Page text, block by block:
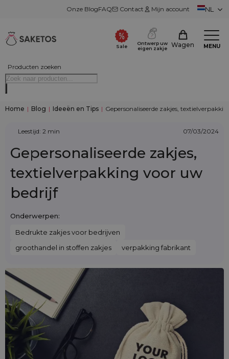
Onze BlogFAQ Contact Mijn account NL
Producten zoeken
Sale
Ontwerp uw
eigen zakje
Wagen MENU
Home | Blog | Ideeën en Tips | Gepersonaliseerde zakjes,
Leestijd: 2 min 07/03/2024
Gepersonaliseerde zakjes,
textielverpakking voor uw
bedrijf
Onderwerpen:
Bedrukte zakjes voor bedrijven
groothandel in stoffen zakjes
verpakking fabrikant